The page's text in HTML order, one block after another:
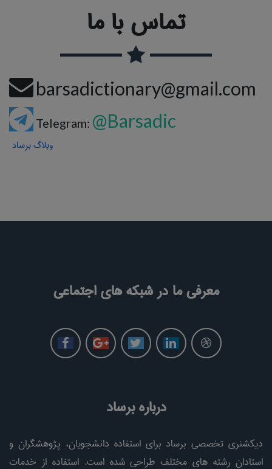
تماس با ما
barsadictionary@gmail.com
Telegram: @Barsadic
وبلاگ برساد
معرفی ما در شبکه های اجتماعی
درباره برساد
دیکشنری تخصصی برساد برای استفاده دانشجویان، پژوهشگران و
استادان رشته های مختلف طراحی شده است. استفاده از خدمات